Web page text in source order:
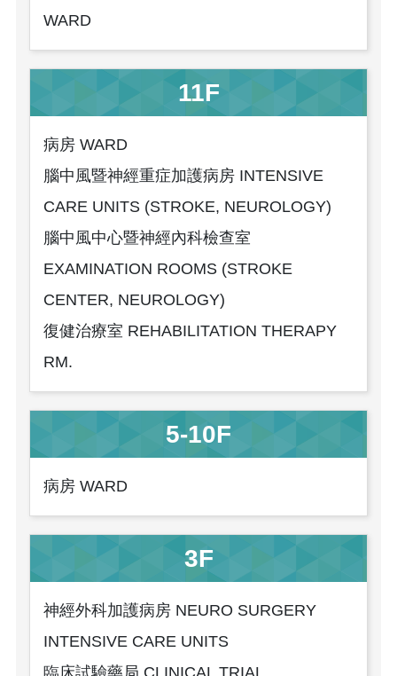
WARD
11F
病房 WARD
腦中風暨神經重症加護病房 INTENSIVE
CARE UNITS (STROKE, NEUROLOGY)
腦中風中心暨神經內科檢查室
EXAMINATION ROOMS (STROKE
CENTER, NEUROLOGY)
復健治療室 REHABILITATION THERAPY
RM.
5-10F
病房 WARD
3F
神經外科加護病房 NEURO SURGERY
INTENSIVE CARE UNITS